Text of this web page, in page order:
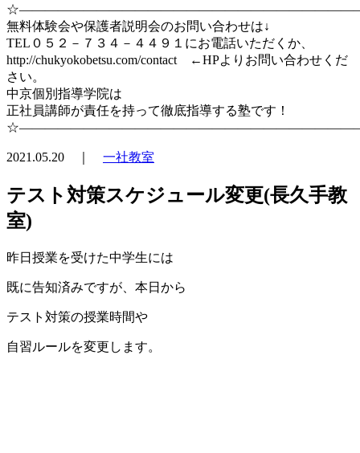
無料体験会や保護者説明会のお問い合わせは↓
TEL０５２－７３４－４４９１にお電話いただくか、
http://chukyokobetsu.com/contact ←HPよりお問い合わせくだ
さい。
中京個別指導学院は
正社員講師が責任を持って徹底指導する塾です！
2021.05.20 ｜ 一社教室
テスト対策スケジュール変更(長久手教
室)
昨日授業を受けた中学生には
既に告知済みですが、本日から
テスト対策の授業時間や
自習ルールを変更します。